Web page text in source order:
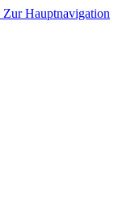
Zur Hauptnavigation